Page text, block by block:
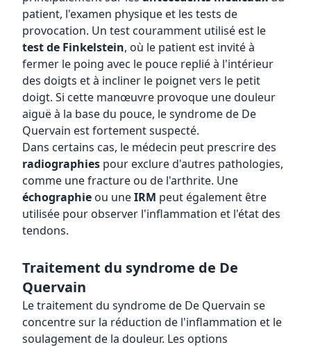
patient, l'examen physique et les tests de
provocation. Un test couramment utilisé est le
test de Finkelstein, où le patient est invité à
fermer le poing avec le pouce replié à l'intérieur
des doigts et à incliner le poignet vers le petit
doigt. Si cette manœuvre provoque une douleur
aiguë à la base du pouce, le syndrome de De
Quervain est fortement suspecté.
Dans certains cas, le médecin peut prescrire des
radiographies pour exclure d'autres pathologies,
comme une fracture ou de l'arthrite. Une
échographie ou uneIRM peut également être
utilisée pour observer l'inflammation et l'état des
tendons.
Traitement du syndrome de De
Quervain
Le traitement du syndrome de De Quervain se
concentre sur la réduction de l'inflammation et le
soulagement de la douleur. Les options